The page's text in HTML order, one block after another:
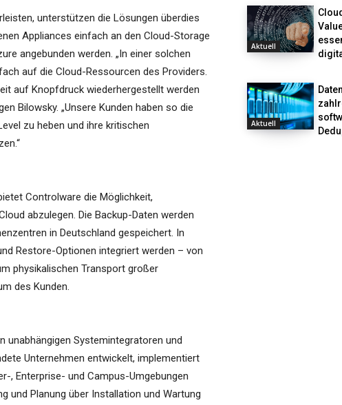
unterstützen die Lösungen überdies
Appliances einfach an den Cloud-Storage
angebunden werden. „In einer solchen
auf die Cloud-Ressourcen des Providers.
auf Knopfdruck wiederhergestellt werden
Bilowsky. „Unsere Kunden haben so die
zu heben und ihre kritischen
Controlware die Möglichkeit,
abzulegen. Die Backup-Daten werden
in Deutschland gespeichert. In
Restore-Optionen integriert werden – von
physikalischen Transport großer
des Kunden.
unabhängigen Systemintegratoren und
Unternehmen entwickelt, implementiert
, Enterprise- und Campus-Umgebungen
und Planung über Installation und Wartung
Aktuell
Aktuell